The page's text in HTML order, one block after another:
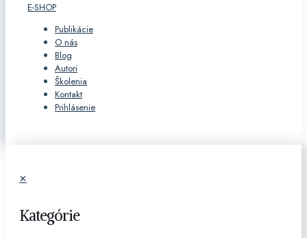
E-SHOP
Publikácie
O nás
Blog
Autori
Školenia
Kontakt
Prihlásenie
✕
Kategórie